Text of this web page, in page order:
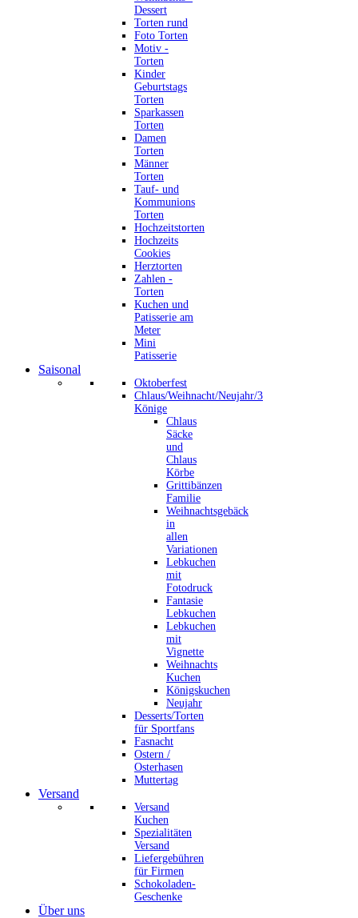
Dessert
Torten rund
Foto Torten
Motiv -
Torten
Kinder
Geburtstags
Torten
Sparkassen
Torten
Damen
Torten
Männer
Torten
Tauf- und
Kommunions
Torten
Hochzeitstorten
Hochzeits
Cookies
Herztorten
Zahlen -
Torten
Kuchen und
Patisserie am
Meter
Mini
Patisserie
Saisonal
Oktoberfest
Chlaus/Weihnacht/Neujahr/3
Könige
Chlaus
Säcke
und
Chlaus
Körbe
Grittibänzen
Familie
Weihnachtsgebäck
in
allen
Variationen
Lebkuchen
mit
Fotodruck
Fantasie
Lebkuchen
Lebkuchen
mit
Vignette
Weihnachts
Kuchen
Königskuchen
Neujahr
Desserts/Torten
für Sportfans
Fasnacht
Ostern /
Osterhasen
Muttertag
Versand
Versand
Kuchen
Spezialitäten
Versand
Liefergebühren
für Firmen
Schokoladen-
Geschenke
Über uns